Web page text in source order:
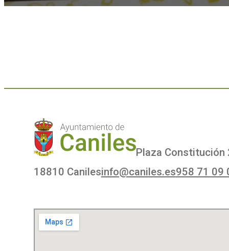
Plaza Constitución
18810 Canilesinfo@caniles.es958 71 09